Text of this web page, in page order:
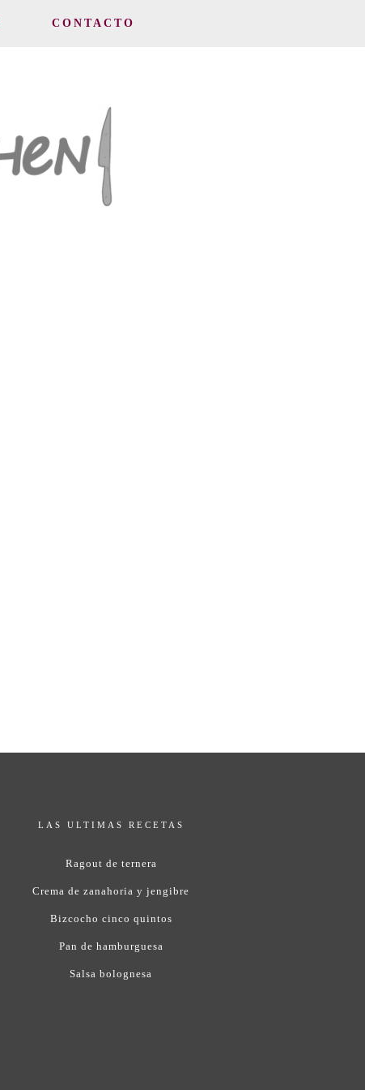
CONTACTO
LAS ULTIMAS RECETAS
Ragout de ternera
Crema de zanahoria y jengibre
Bizcocho cinco quintos
Pan de hamburguesa
Salsa bolognesa